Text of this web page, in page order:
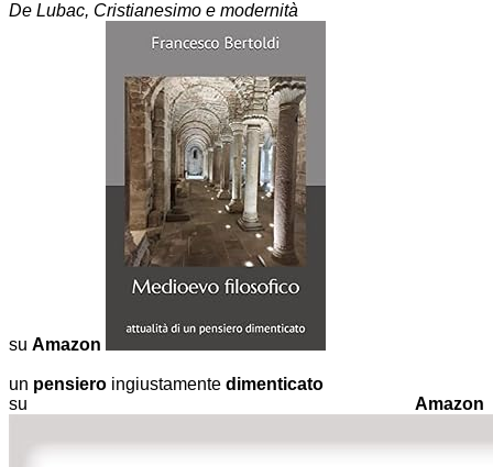
De Lubac, Cristianesimo e modernità
su Amazon
un pensiero ingiustamente dimenticato
su Amazon